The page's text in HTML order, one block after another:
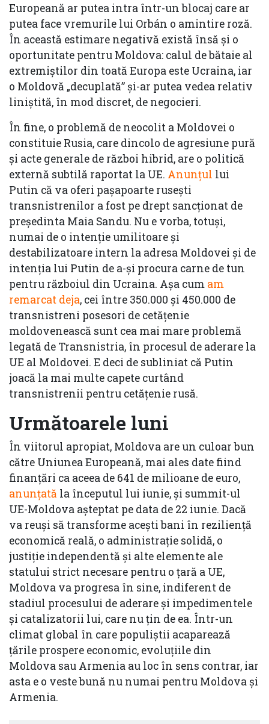
Europeană ar putea intra într-un blocaj care ar
putea face vremurile lui Orbán o amintire roză.
În această estimare negativă există însă și o
oportunitate pentru Moldova: calul de bătaie al
extremiștilor din toată Europa este Ucraina, iar
o Moldovă „decuplată” și-ar putea vedea relativ
liniștită, în mod discret, de negocieri.
În fine, o problemă de neocolit a Moldovei o
constituie Rusia, care dincolo de agresiune pură
și acte generale de război hibrid, are o politică
externă subtilă raportat la UE. Anunțul lui
Putin că va oferi pașapoarte rusești
transnistrenilor a fost pe drept sancționat de
președinta Maia Sandu. Nu e vorba, totuși,
numai de o intenție umilitoare și
destabilizatoare intern la adresa Moldovei și de
intenția lui Putin de a-și procura carne de tun
pentru războiul din Ucraina. Așa cum am
remarcat deja, cei între 350.000 și 450.000 de
transnistreni posesori de cetățenie
moldovenească sunt cea mai mare problemă
legată de Transnistria, în procesul de aderare la
UE al Moldovei. E deci de subliniat că Putin
joacă la mai multe capete curtând
transnistrenii pentru cetățenie rusă.
Următoarele luni
În viitorul apropiat, Moldova are un culoar bun
către Uniunea Europeană, mai ales date fiind
finanțări ca aceea de 641 de milioane de euro,
anunțată la începutul lui iunie, și summit-ul
UE-Moldova așteptat pe data de 22 iunie. Dacă
va reuși să transforme acești bani în reziliență
economică reală, o administrație solidă, o
justiție independentă și alte elemente ale
statului strict necesare pentru o țară a UE,
Moldova va progresa în sine, indiferent de
stadiul procesului de aderare și impedimentele
și catalizatorii lui, care nu țin de ea. Într-un
climat global în care populiștii acaparează
țările prospere economic, evoluțiile din
Moldova sau Armenia au loc în sens contrar, iar
asta e o veste bună nu numai pentru Moldova și
Armenia.